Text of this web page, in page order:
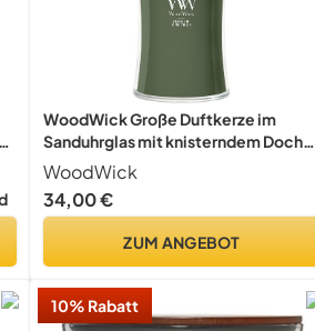
WoodWick Große Duftkerze im
Sanduhrglas mit knisterndem Docht |
Fraser Fir | bis zu 130 Stunden
Brenndauer
WoodWick
34,00 €
ZUM ANGEBOT
10% Rabatt